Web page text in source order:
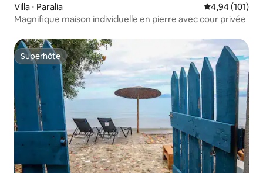
Villa ⋅ Paralia Évaluation
4,94 (101)
Magnifique maison individuelle en pierre avec cour privée
Superhôte
Superhôte